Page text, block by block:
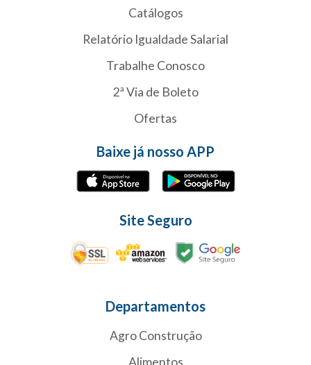
Catálogos
Relatório Igualdade Salarial
Trabalhe Conosco
2ª Via de Boleto
Ofertas
Baixe já nosso APP
Site Seguro
Departamentos
Agro Construção
Alimentos